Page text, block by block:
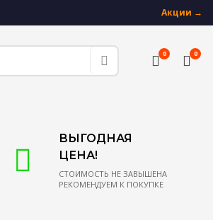
Акции →
0 0
ВЫГОДНАЯ
ЦЕНА!
СТОИМОСТЬ НЕ ЗАВЫШЕНА
РЕКОМЕНДУЕМ К ПОКУПКЕ